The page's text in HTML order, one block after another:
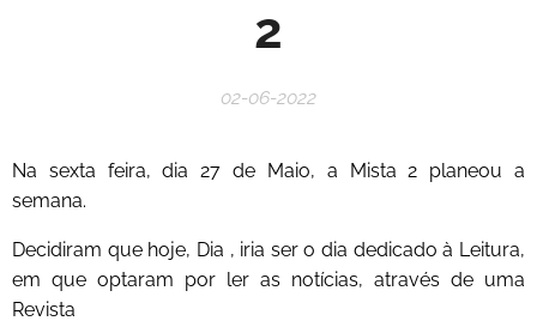
2
02-06-2022
Na sexta feira, dia 27 de Maio, a Mista 2 planeou a
semana.
Decidiram que hoje, Dia , iria ser o dia dedicado à Leitura,
em que optaram por ler as notícias, através de uma
Revista